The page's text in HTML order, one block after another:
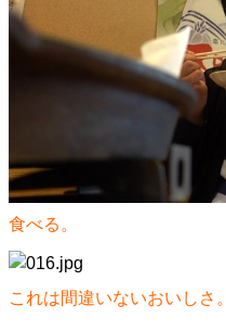
食べる。
これは間違いないおいしさ。